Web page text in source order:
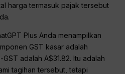
harga termasuk pajak tersebut
Plus Anda menampilkan
GST kasar adalah
adalah A$31.82. Itu adalah
tagihan tersebut, tetapi